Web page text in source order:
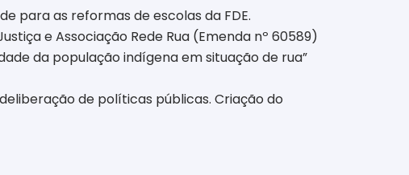
para as reformas de escolas da FDE.
e Associação Rede Rua (Emenda nº 60589)
da população indígena em situação de rua”
de políticas públicas. Criação do